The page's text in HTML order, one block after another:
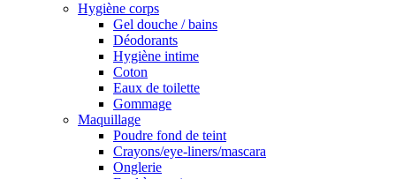
Hygiène corps
Gel douche / bains
Déodorants
Hygiène intime
Coton
Eaux de toilette
Gommage
Maquillage
Poudre fond de teint
Crayons/eye-liners/mascara
Onglerie